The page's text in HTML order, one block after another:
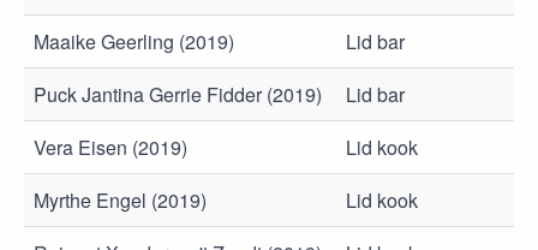
Maaike Geerling (2019)
Lid bar
Puck Jantina Gerrie Fidder (2019)
Lid bar
Vera Eisen (2019)
Lid kook
Myrthe Engel (2019)
Lid kook